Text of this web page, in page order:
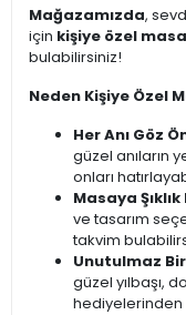
Mağazamızda,
için kişiye özel
bulabilirsiniz!
Neden Kişiye Özel
Her Anı Göz
güzel anıların
onları
Masaya
ve tasarım
takvim
Unutulmaz
güzel yılbaşı,
hediyelerinden